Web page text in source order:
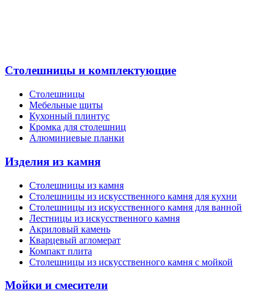
Столешницы и комплектующие
Столешницы
Мебельные щиты
Кухонный плинтус
Кромка для столешниц
Алюминиевые планки
Изделия из камня
Столешницы из камня
Cтолешницы из искусственного камня для кухни
Cтолешницы из искусственного камня для ванной
Лестницы из искусственного камня
Акриловый камень
Кварцевый агломерат
Компакт плита
Столешницы из искусственного камня с мойкой
Мойки и смесители